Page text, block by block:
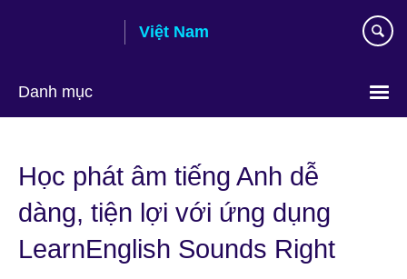
Việt Nam
Danh mục
language
Học phát âm tiếng Anh dễ
dàng, tiện lợi với ứng dụng
LearnEnglish Sounds Right